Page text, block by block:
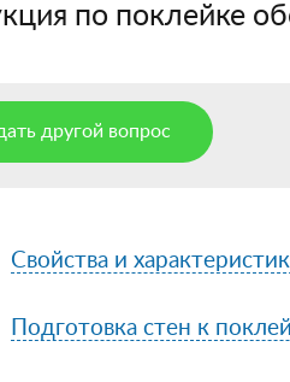
по поклейке
другой вопрос
Свойства и
Подготовка стен к